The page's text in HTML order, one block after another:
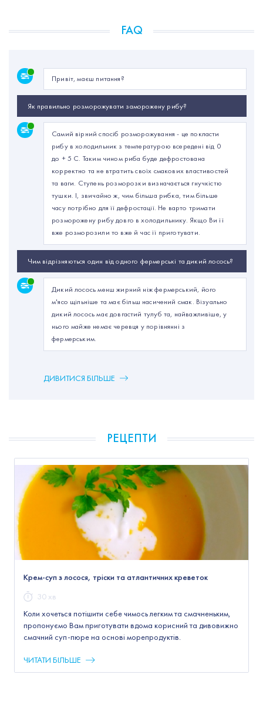
FAQ
Привіт, маєш питання?
Як правильно розморожувати заморожену рибу?
Самий вірний спосіб розморожування - це покласти
рибу в холодильник з температурою всередені від 0
до + 5 С. Таким чином риба буде дефростована
корректно та не втратить своїх смакових властивостей
та ваги. Ступень розморозки визначається гнучкістю
тушки. І, звичайно ж, чим більша рибка, тим більше
часу потрібно для її дефростації. Не варто тримати
розморожену рибу довго в холодильнику. Якщо Ви її
вже розморозили то вже й час її приготувати.
Чим відрізняються один від одного фермерські та дикий лосось?
Дикий лосось менш жирний ніж фермерський, його
м'ясо щільніше та має більш насичений смак. Візуально
дикий лосось має довгастий тулуб та, найважливіше, у
нього майже немає черевця у порівнянні з
фермерським.
ДИВИТИСЯ БІЛЬШЕ
РЕЦЕПТИ
Крем-суп з лосося, тріски та атлантичних креветок
30 хв
Коли хочеться потішити себе чимось легким та смачненьким,
пропонуємо Вам приготувати вдома корисний та дивовижно
смачний суп-пюре на основі морепродуктів.
ЧИТАТИ БІЛЬШЕ